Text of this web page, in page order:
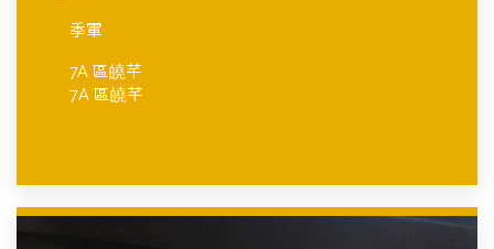
季軍
7A 區皢芊
7A 區皢芊